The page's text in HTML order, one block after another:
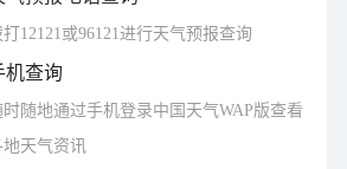
打12121或96121进行天气预报查询
机查询
时随地通过手机登录中国天气WAP版查看
地天气资讯